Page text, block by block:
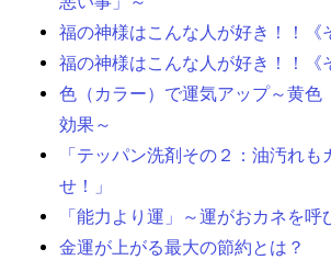
福の神様はこんな人が好き！！《
福の神様はこんな人が好き！！《
色（カラー）で運気アップ～黄色
効果～
「テッパン洗剤その２：油汚れも
せ！」
「能力より運」～運がおカネを呼
金運が上がる最大の節約とは？